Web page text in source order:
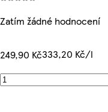
Zatím žádné hodnocení
249,90 Kč333,20 Kč/l